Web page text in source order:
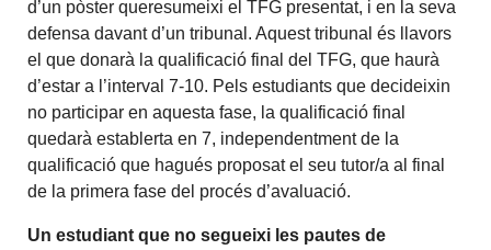
d’un pòster queresumeixi el TFG presentat, i en la seva
defensa davant d’un tribunal. Aquest tribunal és llavors
el que donarà la qualificació final del TFG, que haurà
d’estar a l’interval 7-10. Pels estudiants que decideixin
no participar en aquesta fase, la qualificació final
quedarà establerta en 7, independentment de la
qualificació que hagués proposat el seu tutor/a al final
de la primera fase del procés d’avaluació.
Un estudiant que no segueixi les pautes de